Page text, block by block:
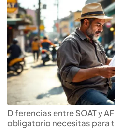
Diferencias entre SOAT y
obligatorio necesitas para